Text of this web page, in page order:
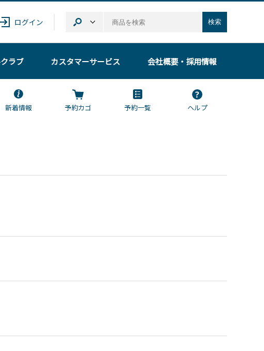
ログイン 検索
クラブ カスタマーサービス 会社概要・採用情報
新着情報 予約カゴ 予約一覧
ヘルプ